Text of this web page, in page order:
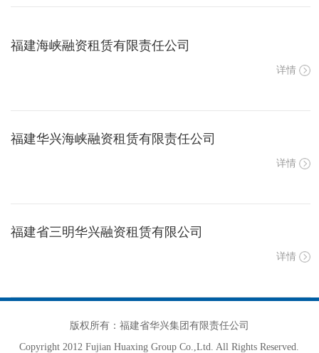
福建海峡融资租赁有限责任公司
详情
福建华兴海峡融资租赁有限责任公司
详情
福建省三明华兴融资租赁有限公司
详情
版权所有：福建省华兴集团有限责任公司
Copyright 2012 Fujian Huaxing Group Co.,Ltd. All Rights Reserved.